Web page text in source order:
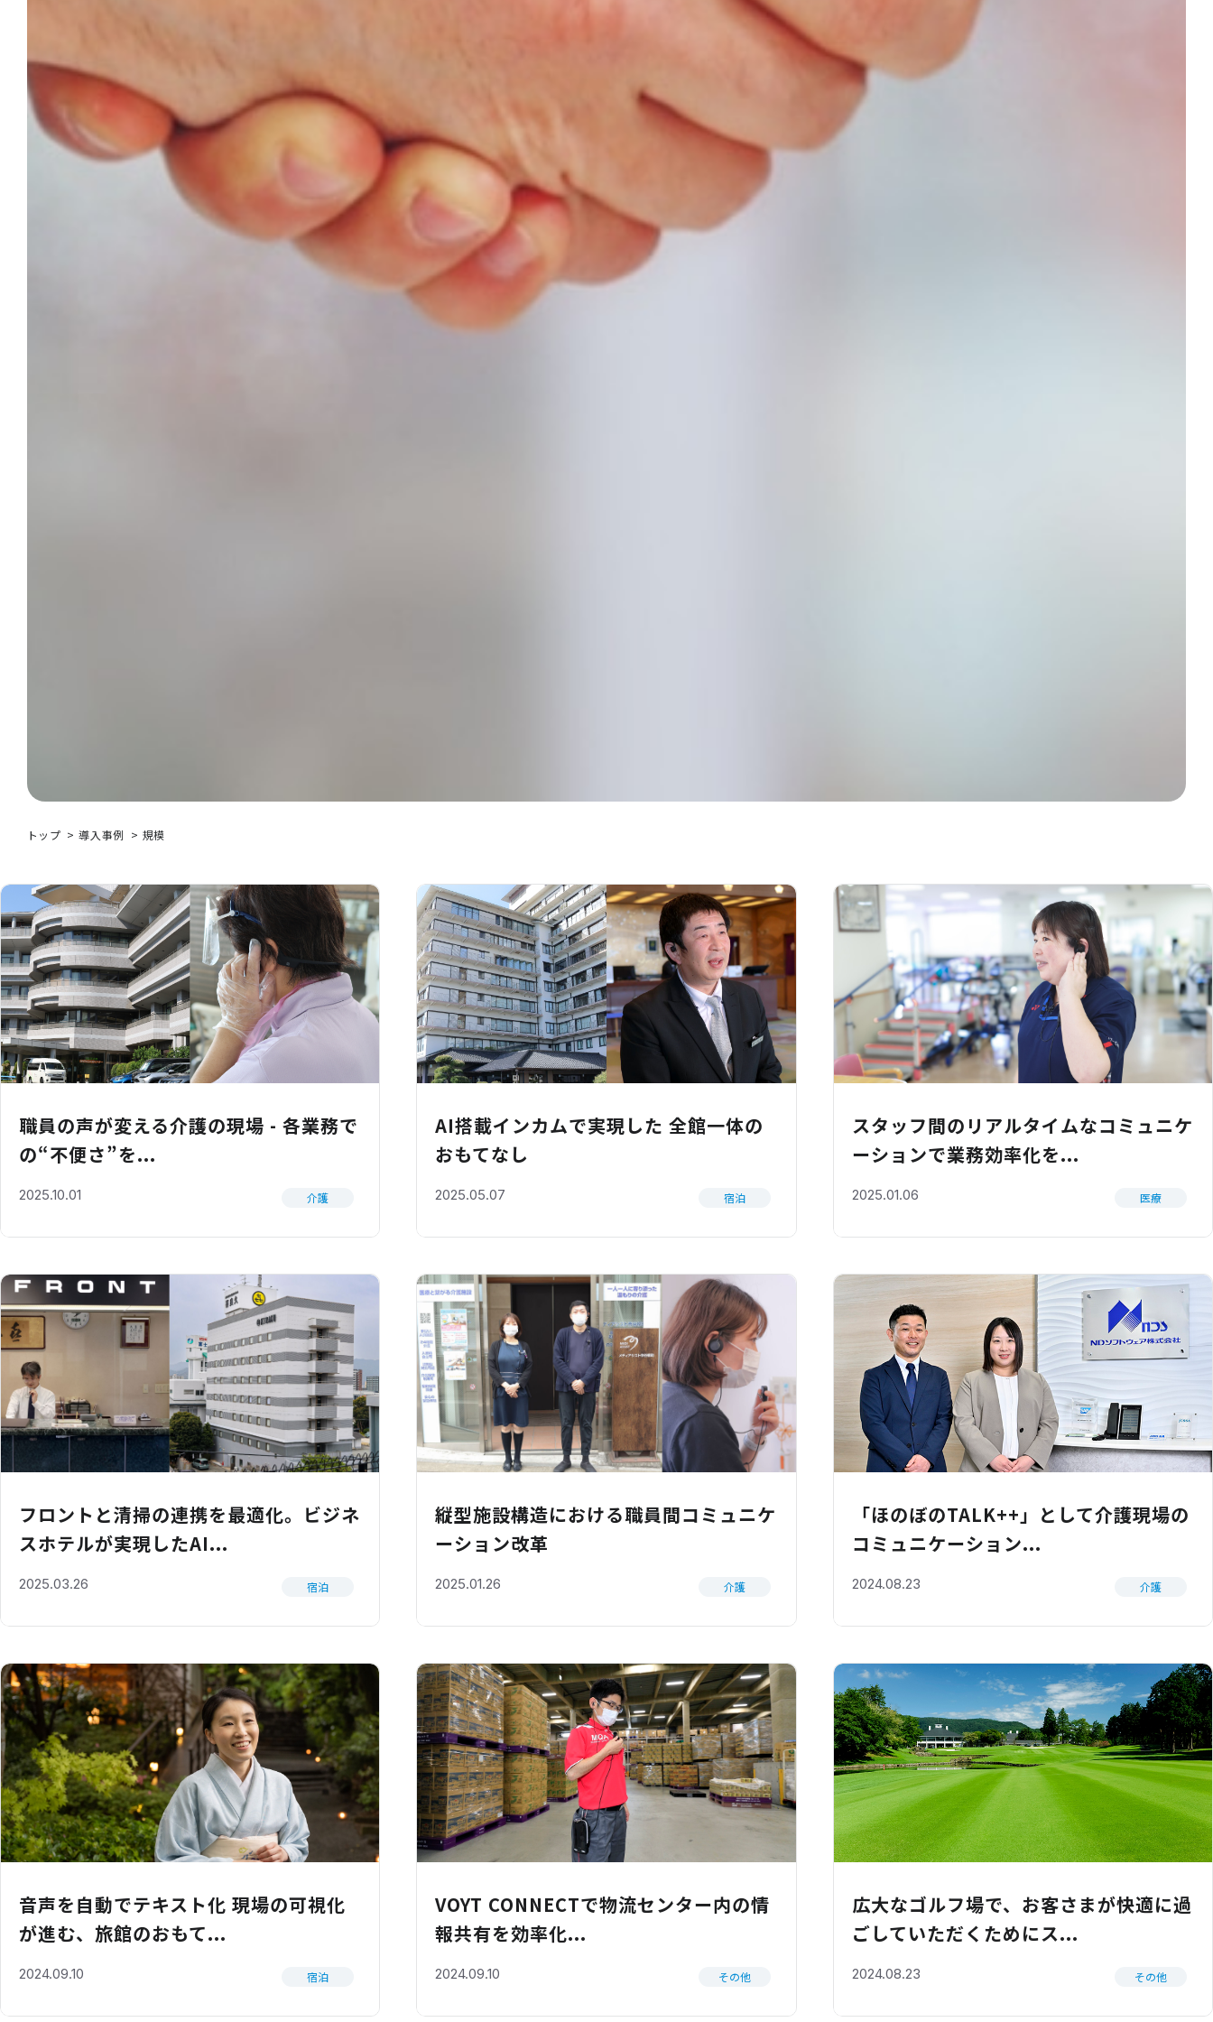
トップ 導入事例 規模
職員の声が変える介護の現場 - 各業務で
の“不便さ”を...
2025.10.01 介護
AI搭載インカムで実現した 全館一体の
おもてなし
2025.05.07 宿泊
スタッフ間のリアルタイムなコミュニケ
ーションで業務効率化を...
2025.01.06 医療
フロントと清掃の連携を最適化。ビジネ
スホテルが実現したAI...
2025.03.26 宿泊
縦型施設構造における職員間コミュニケ
ーション改革
2025.01.26 介護
「ほのぼのTALK++」として介護現場の
コミュニケーション...
2024.08.23 介護
音声を自動でテキスト化 現場の可視化
が進む、旅館のおもて...
2024.09.10 宿泊
VOYT CONNECTで物流センター内の情
報共有を効率化...
2024.09.10 その他
広大なゴルフ場で、お客さまが快適に過
ごしていただくためにス...
2024.08.23 その他